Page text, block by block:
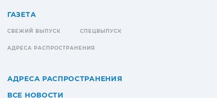
ГАЗЕТА
СВЕЖИЙ ВЫПУСК СПЕЦВЫПУСК
АДРЕСА РАСПРОСТРАНЕНИЯ
АДРЕСА РАСПРОСТРАНЕНИЯ
ВСЕ НОВОСТИ